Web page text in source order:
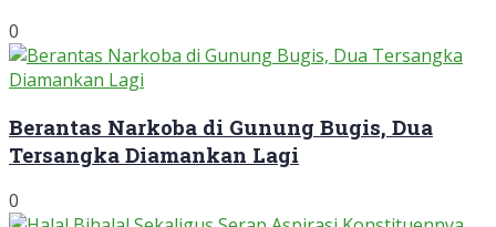
0
Berantas Narkoba di Gunung Bugis, Dua
Tersangka Diamankan Lagi
0